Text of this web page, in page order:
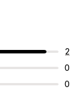
2
0
0